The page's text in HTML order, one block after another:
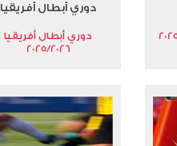
دوري أبطال أفريقيا
دوري أبطال أفريقيا
2025/2026